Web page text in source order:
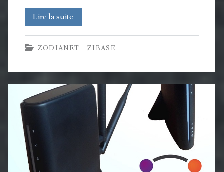
Lire la suite
Zibase
se
désolidarise
du
hardware
ZODIANET - ZIBASE